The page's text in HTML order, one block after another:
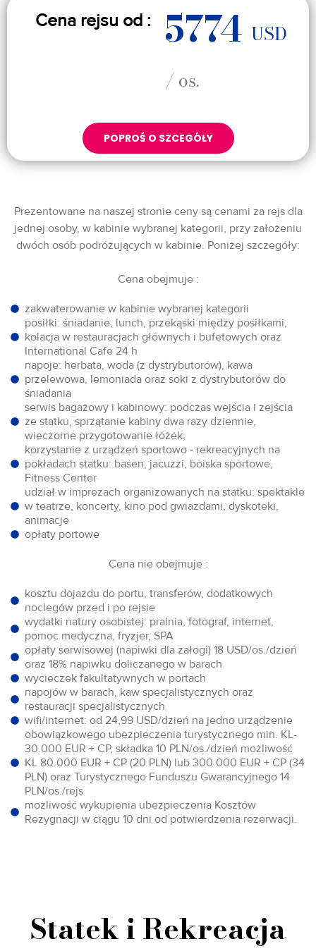
Cena rejsu od : 5774 USD
/ os.
POPROŚ O SZCEGÓŁY
Prezentowane na naszej stronie ceny są cenami za rejs dla
jednej osoby, w kabinie wybranej kategorii, przy założeniu
dwóch osób podróżujących w kabinie. Poniżej szczegóły:
Cena obejmuje :
zakwaterowanie w kabinie wybranej kategorii
posiłki: śniadanie, lunch, przekąski między posiłkami,
kolacja w restauracjach głównych i bufetowych oraz
International Cafe 24 h
napoje: herbata, woda (z dystrybutorów), kawa
przelewowa, lemoniada oraz soki z dystrybutorów do
śniadania
serwis bagażowy i kabinowy: podczas wejścia i zejścia
ze statku, sprzątanie kabiny dwa razy dziennie,
wieczorne przygotowanie łóżek,
korzystanie z urządzeń sportowo - rekreacyjnych na
pokładach statku: basen, jacuzzi, boiska sportowe,
Fitness Center
udział w imprezach organizowanych na statku: spektakle
w teatrze, koncerty, kino pod gwiazdami, dyskoteki,
animacje
opłaty portowe
Cena nie obejmuje :
kosztu dojazdu do portu, transferów, dodatkowych
noclegów przed i po rejsie
wydatki natury osobistej: pralnia, fotograf, internet,
pomoc medyczna, fryzjer, SPA
opłaty serwisowej (napiwki dla załogi) 18 USD/os./dzień
oraz 18% napiwku doliczanego w barach
wycieczek fakultatywnych w portach
napojów w barach, kaw specjalistycznych oraz
restauracji specjalistycznych
wifi/internet: od 24,99 USD/dzień na jedno urządzenie
obowiązkowego ubezpieczenia turystycznego min. KL-
30.000 EUR + CP, składka 10 PLN/os./dzień możliwość
KL 80.000 EUR + CP (20 PLN) lub 300.000 EUR + CP (34
PLN) oraz Turystycznego Funduszu Gwarancyjnego 14
PLN/os./rejs
możliwość wykupienia ubezpieczenia Kosztów
Rezygnacji w ciągu 10 dni od potwierdzenia rezerwacji.
Statek i Rekreacja